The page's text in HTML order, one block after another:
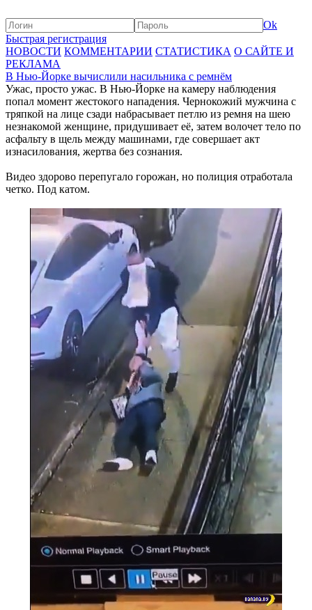
Ok
Быстрая регистрация
НОВОСТИ КОММЕНТАРИИ СТАТИСТИКА О САЙТЕ И
РЕКЛАМА
В Нью-Йорке вычислили насильника с ремнём
Ужас, просто ужас. В Нью-Йорке на камеру наблюдения
попал момент жестокого нападения. Чернокожий мужчина с
тряпкой на лице сзади набрасывает петлю из ремня на шею
незнакомой женщине, придушивает её, затем волочет тело по
асфальту в щель между машинами, где совершает акт
изнасилования, жертва без сознания.
Видео здорово перепугало горожан, но полиция отработала
четко. Под катом.